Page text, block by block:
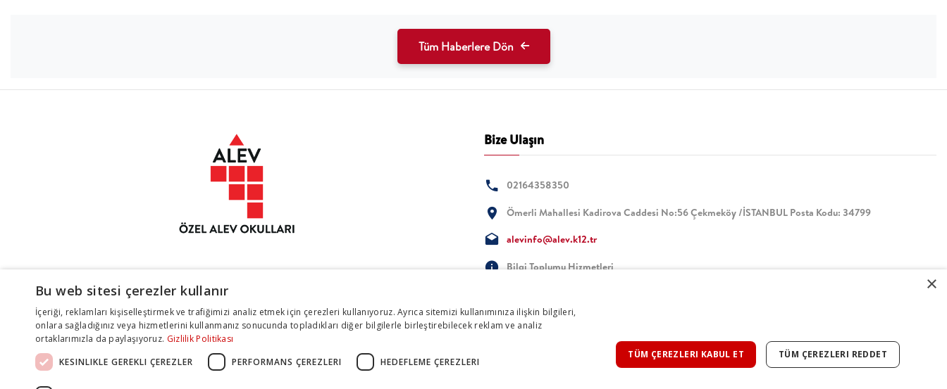
Tüm Haberlere Dön
Bize Ulaşın
02164358350
Ömerli Mahallesi Kadirova Caddesi No:56 Çekmeköy /İSTANBUL Posta Kodu: 34799
alevinfo@alev.k12.tr
Bilgi Toplumu Hizmetleri
×
Bu web sitesi çerezler kullanır
İçeriği, reklamları kişiselleştirmek ve trafiğimizi analiz etmek için çerezleri kullanıyoruz. Ayrıca sitemizi kullanımınıza ilişkin bilgileri,
onlara sağladığınız veya hizmetlerini kullanmanız sonucunda topladıkları diğer bilgilerle birleştirebilecek reklam ve analiz
ortaklarımızla da paylaşıyoruz. Gizlilik Politikası
KESINLIKLE GEREKLI ÇEREZLER
PERFORMANS ÇEREZLERI HEDEFLEME ÇEREZLERI
TÜM ÇEREZLERI KABUL ET TÜM ÇEREZLERI REDDET